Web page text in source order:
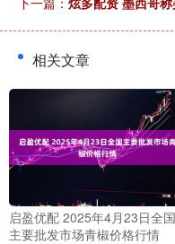
相关文章
启盈优配 2025年4月23日全国
主要批发市场青椒价格行情